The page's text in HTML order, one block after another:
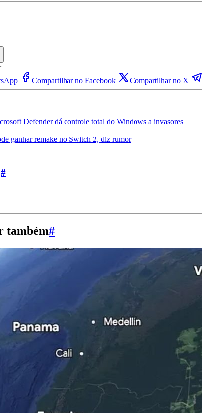
Compartilhar no Facebook Compartilhar no X
Defender dá controle total do Windows a invasores
ganhar remake no Switch 2, diz rumor
#
também#